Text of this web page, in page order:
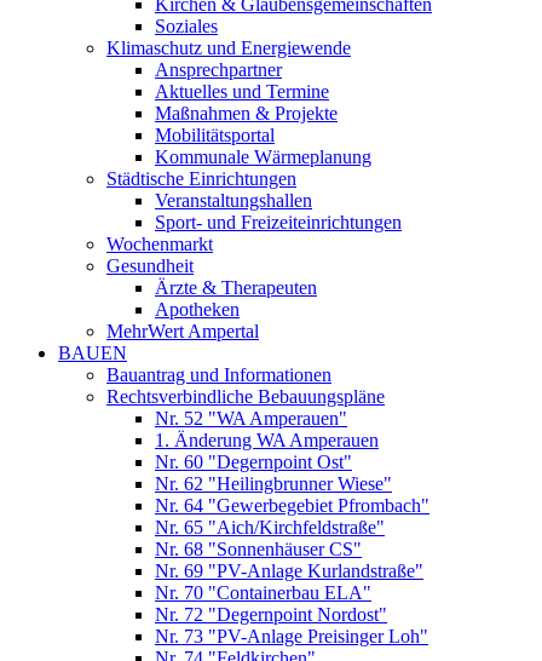
Kirchen & Glaubensgemeinschaften
Soziales
Klimaschutz und Energiewende
Ansprechpartner
Aktuelles und Termine
Maßnahmen & Projekte
Mobilitätsportal
Kommunale Wärmeplanung
Städtische Einrichtungen
Veranstaltungshallen
Sport- und Freizeiteinrichtungen
Wochenmarkt
Gesundheit
Ärzte & Therapeuten
Apotheken
MehrWert Ampertal
BAUEN
Bauantrag und Informationen
Rechtsverbindliche Bebauungspläne
Nr. 52 "WA Amperauen"
1. Änderung WA Amperauen
Nr. 60 "Degernpoint Ost"
Nr. 62 "Heilingbrunner Wiese"
Nr. 64 "Gewerbegebiet Pfrombach"
Nr. 65 "Aich/Kirchfeldstraße"
Nr. 68 "Sonnenhäuser CS"
Nr. 69 "PV-Anlage Kurlandstraße"
Nr. 70 "Containerbau ELA"
Nr. 72 "Degernpoint Nordost"
Nr. 73 "PV-Anlage Preisinger Loh"